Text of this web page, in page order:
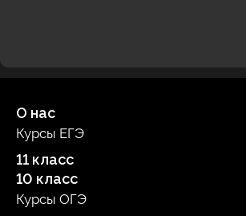
О нас
Продюсерский центр
Курсы ЕГЭ
11 класс
Русский язык
Профильная математика
10 класс
Русский язык
Курсы ОГЭ